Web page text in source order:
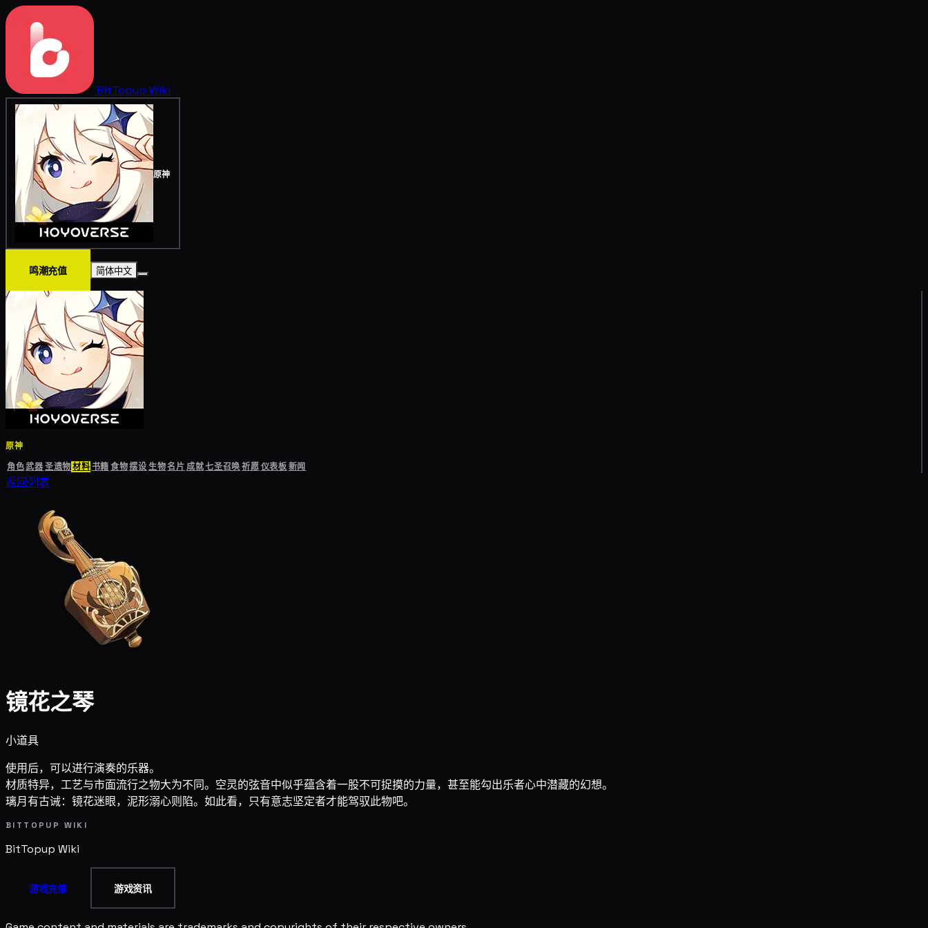
BitTopup Wiki
原神
鸣潮充值 简体中文
原神
角色武器圣遗物材料书籍食物摆设生物名片成就七圣召唤祈愿仪表板新闻
返回列表
镜花之琴
小道具
使用后，可以进行演奏的乐器。
材质特异，工艺与市面流行之物大为不同。空灵的弦音中似乎蕴含着一股不可捉摸的力量，甚至能勾出乐者心中潜藏的幻想。
璃月有古诫：镜花迷眼，泥形溺心则陷。如此看，只有意志坚定者才能驾驭此物吧。
BITTOPUP WIKI
BitTopup Wiki
游戏充值 游戏资讯